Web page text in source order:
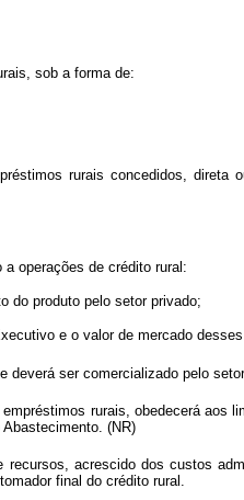
sob a forma de:
rurais concedidos, direta
operações de crédito rural:
do produto pelo setor privado;
e o valor de mercado
deverá ser comercializado pelo
rurais, obedecerá aos
(NR)
acrescido dos custos
final do crédito rural.